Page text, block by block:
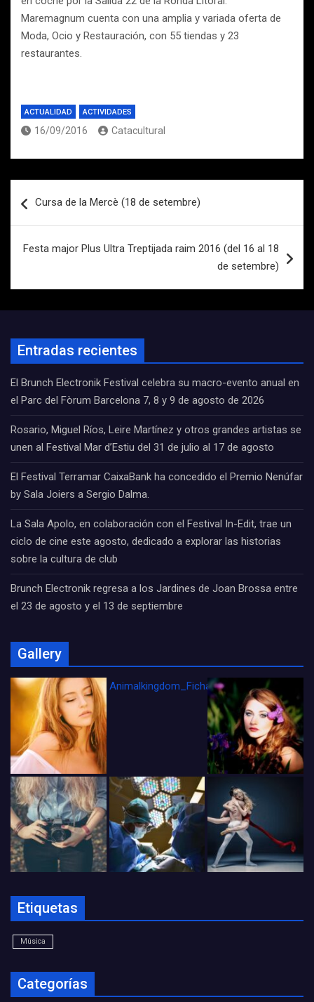
Maremagnum cuenta con una amplia y variada oferta de
Moda, Ocio y Restauración, con 55 tiendas y 23
restaurantes.
ACTUALIDAD ACTIVIDADES
16/09/2016 Catacultural
de
Cursa de la Mercè (18 de setembre)
Festa major Plus Ultra Treptijada raim 2016 (del 16 al 18
de setembre)
Entradas recientes
El Brunch Electronik Festival celebra su macro-evento anual en
el Parc del Fòrum Barcelona 7, 8 y 9 de agosto de 2026
Rosario, Miguel Ríos, Leire Martínez y otros grandes artistas se
unen al Festival Mar d’Estiu del 31 de julio al 17 de agosto
El Festival Terramar CaixaBank ha concedido el Premio Nenúfar
by Sala Joiers a Sergio Dalma.
La Sala Apolo, en colaboración con el Festival In-Edit, trae un
ciclo de cine este agosto, dedicado a explorar las historias
sobre la cultura de club
Brunch Electronik regresa a los Jardines de Joan Brossa entre
el 23 de agosto y el 13 de septiembre
Gallery
Animalkingdom_FichaCine
Etiquetas
Música
Categorías